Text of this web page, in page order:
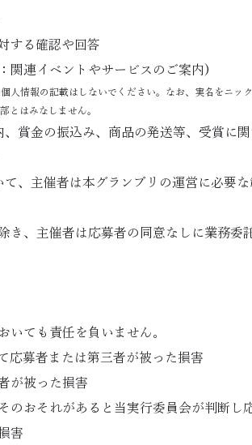
する確認や回答
関連イベントやサービスのご案内)
情報の記載はしないでください。なお、実名をニッ
とはみなしません。
賞金の振込み、商品の発送等、受賞に
、主催者は本グランプリの運営に必要
き、主催者は応募者の同意なしに業務委
いても責任を負いません。
応募者または第三者が被った損害
が被った損害
のおそれがあると当実行委員会が判断し
害